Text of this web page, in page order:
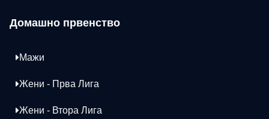
Домашно првенство
Мажи
Жени - Прва Лига
Жени - Втора Лига